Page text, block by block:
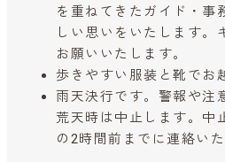
を重ねてきたガイド・事
しい思いをいたします。
お願いいたします。
歩きやすい服装と靴でお
雨天決行です。警報や注
荒天時は中止します。中
の2時間前までに連絡いた